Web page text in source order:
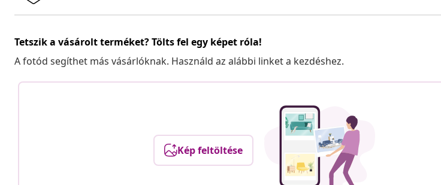
Tetszik a vásárolt terméket? Tölts fel egy képet róla!
A fotód segíthet más vásárlóknak. Használd az alábbi linket a kezdéshez.
Kép feltöltése